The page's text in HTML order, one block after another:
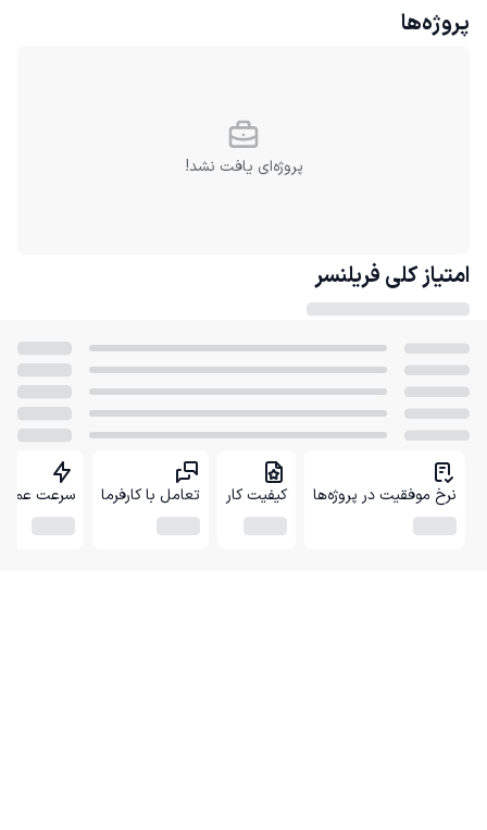
پروژه‌ها
پروژه‌ای یافت نشد!
امتیاز کلی فریلنسر
نرخ موفقیت در پروژه‌ها کیفیت کار تعامل با کارفرما سرعت عمل